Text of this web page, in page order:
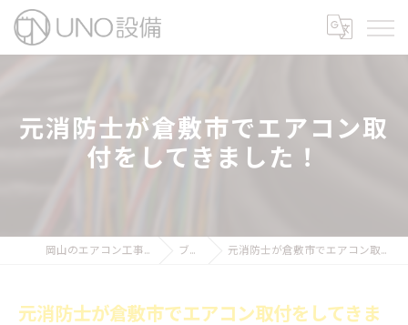
元消防士が倉敷市でエアコン取
付をしてきました！
岡山のエアコン工事ならUNO設備 ブログ 元消防士が倉敷市でエアコン取付をしてきました！
元消防士が倉敷市でエアコン取付をしてきま